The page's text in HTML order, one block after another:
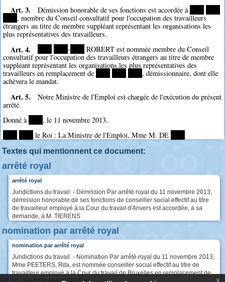
Art. 3. Démission honorable de ses fonctions est accordée à
****, membre du Conseil consultatif pour l'occupation des travailleurs
étrangers au titre de membre suppléant représentant les organisations les
plus représentatives des travailleurs.
Art. 4. ****-
ROBERT est nommée membre du Conseil
consultatif pour l'occupation des travailleurs étrangers au titre de membre
suppléant représentant les organisations les plus représentatives des
travailleurs en remplacement de
****, démissionnaire, dont elle
achèvera le mandat.
Art. 5.
Notre Ministre de l'Emploi est chargée de l'exécution du présent
arrêté.
Donné à
****, le 11 novembre 2013.
le Roi : La Ministre de l'Emploi, Mme M. DE
Textes qui mentionnent ce document:
arrêté royal
arrêté royal
Juridictions du travail. - Démission Par arrêté royal du 11 novembre 2013,
démission honorable de ses fonctions de conseiller social effectif au titre
de travailleur employé à la Cour du travail d'Anvers est accordée, à sa
demande, à M. TIERENS
nomination par arrêté royal
nomination par arrêté royal
Juridictions du travail. - Nomination Par arrêté royal du 11 novembre 2013,
Mme PEETERS, Rita, est nommée conseiller social effectif au titre de
travailleur employé à la Cour du travail de Bruxelles en remplacement de
x